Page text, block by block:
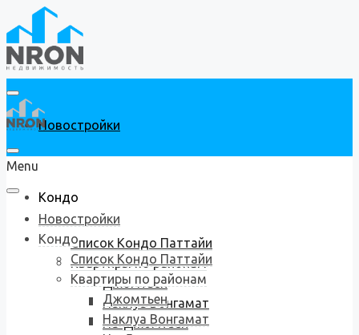
Новостройки
Кондо
Список Кондо Паттайи
Квартиры по районам
Джомтьен
Наклуа Вонгамат
На-Джомтьен
Menu
Новостройки
Кондо
Список Кондо Паттайи
Квартиры по районам
Джомтьен
Наклуа Вонгамат